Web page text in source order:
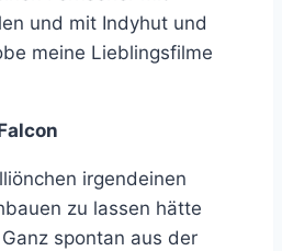
und mit Indyhut und
meine Lieblingsfilme
irgendeinen
zu lassen hätte
spontan aus der